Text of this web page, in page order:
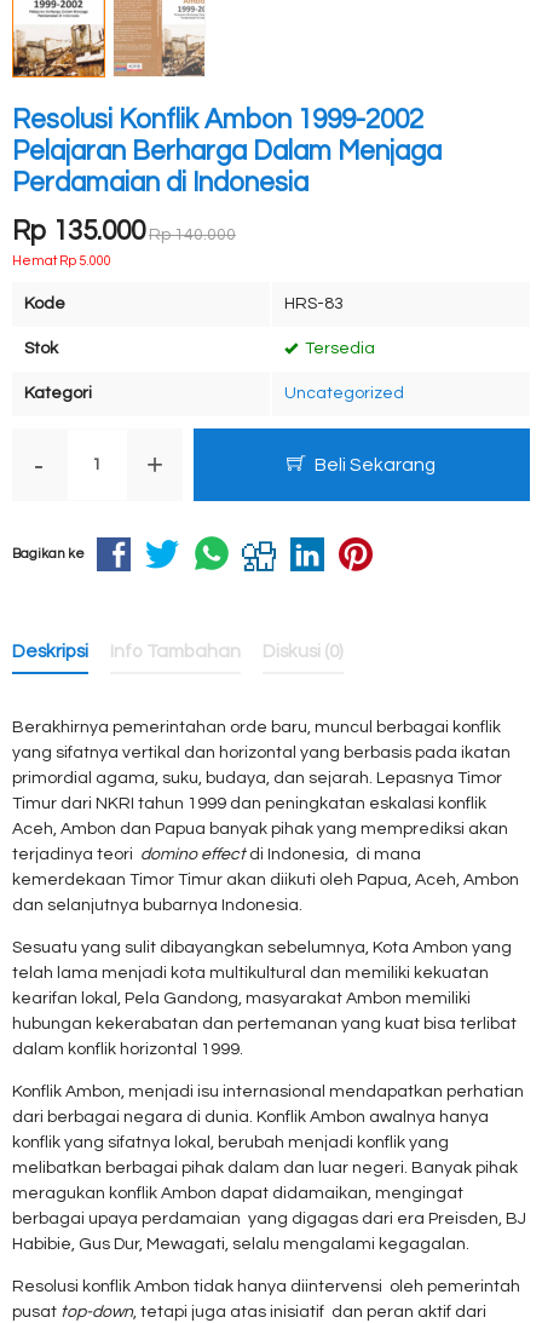
Resolusi Konflik Ambon 1999-2002
Pelajaran Berharga Dalam Menjaga
Perdamaian di Indonesia
Rp 135.000 Rp 140.000
Hemat Rp 5.000
Kode HRS-83
Stok Tersedia
Kategori Uncategorized
- + Beli Sekarang
Bagikan ke
Deskripsi Info Tambahan Diskusi (0)
Berakhirnya pemerintahan orde baru, muncul berbagai konflik
yang sifatnya vertikal dan horizontal yang berbasis pada ikatan
primordial agama, suku, budaya, dan sejarah. Lepasnya Timor
Timur dari NKRI tahun 1999 dan peningkatan eskalasi konflik
Aceh, Ambon dan Papua banyak pihak yang memprediksi akan
terjadinya teori domino effectdi Indonesia, di mana
kemerdekaan Timor Timur akan diikuti oleh Papua, Aceh, Ambon
dan selanjutnya bubarnya Indonesia.
Sesuatu yang sulit dibayangkan sebelumnya, Kota Ambon yang
telah lama menjadi kota multikultural dan memiliki kekuatan
kearifan lokal, Pela Gandong, masyarakat Ambon memiliki
hubungan kekerabatan dan pertemanan yang kuat bisa terlibat
dalam konflik horizontal 1999.
Konflik Ambon, menjadi isu internasional mendapatkan perhatian
dari berbagai negara di dunia. Konflik Ambon awalnya hanya
konflik yang sifatnya lokal, berubah menjadi konflik yang
melibatkan berbagai pihak dalam dan luar negeri. Banyak pihak
meragukan konflik Ambon dapat didamaikan, mengingat
berbagai upaya perdamaian yang digagas dari era Preisden, BJ
Habibie, Gus Dur, Mewagati, selalu mengalami kegagalan.
Resolusi konflik Ambon tidak hanya diintervensi oleh pemerintah
pusat top-down, tetapi juga atas inisiatif dan peran aktif dari